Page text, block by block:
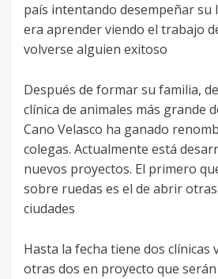
país intentando desempeñar su
era aprender viendo el trabajo
volverse alguien exitoso
Después de formar su familia,
clínica de animales más grande
Cano Velasco ha ganado
colegas. Actualmente está
nuevos proyectos. El primero
sobre ruedas es el de abrir
ciudades
Hasta la fecha tiene dos clínicas
otras dos en proyecto que